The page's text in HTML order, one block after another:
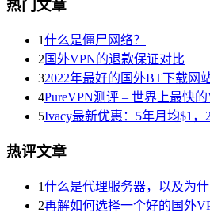
热门文章
1什么是僵尸网络？
2 国外VPN的退款保证对比
32022年最好的国外BT下载网
4PureVPN测评 – 世界上最快
5Ivacy最新优惠：5年月均$1，
热评文章
1什么是代理服务器，以及为
2再解如何选择一个好的国外